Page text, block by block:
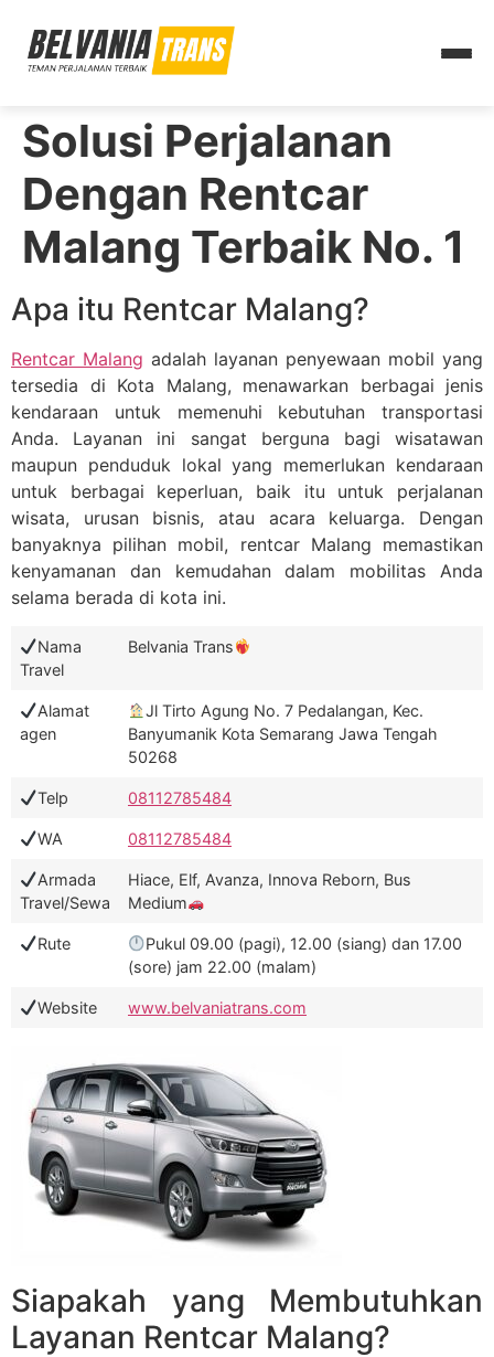
Solusi Perjalanan
Dengan Rentcar
Malang Terbaik No. 1
Apa itu Rentcar Malang?
Rentcar Malang adalah layanan penyewaan mobil yang
tersedia di Kota Malang, menawarkan berbagai jenis
kendaraan untuk memenuhi kebutuhan transportasi
Anda. Layanan ini sangat berguna bagi wisatawan
maupun penduduk lokal yang memerlukan kendaraan
untuk berbagai keperluan, baik itu untuk perjalanan
wisata, urusan bisnis, atau acara keluarga. Dengan
banyaknya pilihan mobil, rentcar Malang memastikan
kenyamanan dan kemudahan dalam mobilitas Anda
selama berada di kota ini.
Nama
Travel
Belvania Trans
Alamat
agen
Jl Tirto Agung No. 7 Pedalangan, Kec.
Banyumanik Kota Semarang Jawa Tengah
50268
Telp 08112785484
WA 08112785484
Armada
Travel/Sewa
Hiace, Elf, Avanza, Innova Reborn, Bus
Medium
Rute
Pukul 09.00 (pagi), 12.00 (siang) dan 17.00
(sore) jam 22.00 (malam)
Website www.belvaniatrans.com
Siapakah yang Membutuhkan
Layanan Rentcar Malang?